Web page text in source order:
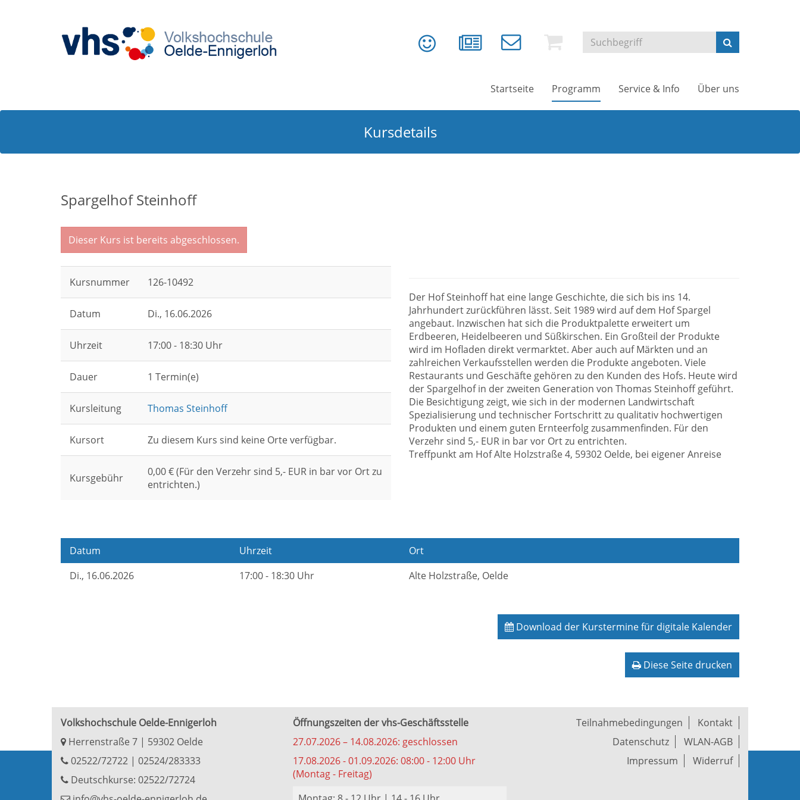
Startseite Programm Service & Info Über uns
Kursdetails
Spargelhof Steinhoff
Dieser Kurs ist bereits abgeschlossen.
Kursnummer 126-10492
Datum Di., 16.06.2026
Uhrzeit 17:00 - 18:30 Uhr
Dauer 1 Termin(e)
Kursleitung Thomas Steinhoff
Kursort Zu diesem Kurs sind keine Orte verfügbar.
Kursgebühr
0,00 € (Für den Verzehr sind 5,- EUR in bar vor Ort zu
entrichten.)
Der Hof Steinhoff hat eine lange Geschichte, die sich bis ins 14.
Jahrhundert zurückführen lässt. Seit 1989 wird auf dem Hof Spargel
angebaut. Inzwischen hat sich die Produktpalette erweitert um
Erdbeeren, Heidelbeeren und Süßkirschen. Ein Großteil der Produkte
wird im Hofladen direkt vermarktet. Aber auch auf Märkten und an
zahlreichen Verkaufsstellen werden die Produkte angeboten. Viele
Restaurants und Geschäfte gehören zu den Kunden des Hofs. Heute wird
der Spargelhof in der zweiten Generation von Thomas Steinhoff geführt.
Die Besichtigung zeigt, wie sich in der modernen Landwirtschaft
Spezialisierung und technischer Fortschritt zu qualitativ hochwertigen
Produkten und einem guten Ernteerfolg zusammenfinden. Für den
Verzehr sind 5,- EUR in bar vor Ort zu entrichten.
Treffpunkt am Hof Alte Holzstraße 4, 59302 Oelde, bei eigener Anreise
Datum Uhrzeit
Ort
Di., 16.06.2026 17:00 - 18:30 Uhr Alte Holzstraße, Oelde
Download der Kurstermine für digitale Kalender
Diese Seite drucken
Volkshochschule Oelde-Ennigerloh
Herrenstraße 7 | 59302 Oelde
02522/72722 | 02524/283333
Deutschkurse: 02522/72724
Öffnungszeiten der vhs-Geschäftsstelle
27.07.2026 – 14.08.2026: geschlossen
17.08.2026 - 01.09.2026: 08:00 - 12:00 Uhr
(Montag - Freitag)
Teilnahmebedingungen
Kontakt
Datenschutz
WLAN-AGB
Impressum
Widerruf